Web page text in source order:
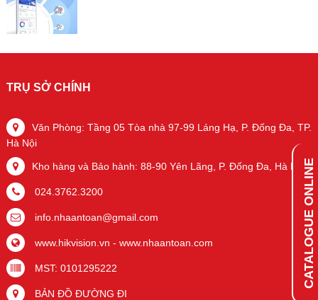
CATALOGUE ONLINE
TRỤ SỞ CHÍNH
Văn Phòng: Tầng 05 Tòa nhà 97-99 Láng Hạ, P. Đống Đa, TP.
Hà Nội
Kho hàng và Bảo hành: 88-90 Yên Lãng, P. Đống Đa, Hà Nội
024.3762.3200
info.nhaantoan@gmail.com
www.hikvision.vn - www.nhaantoan.com
MST: 0101295222
BẢN ĐỒ ĐƯỜNG ĐI